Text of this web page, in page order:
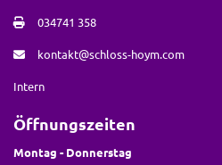
034741 358
kontakt@schloss-hoym.com
Intern
Öffnungszeiten
Montag - Donnerstag